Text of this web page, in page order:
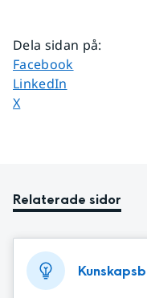
Dela sidan på:
Dela sidan på
Facebook
Dela sidan på
LinkedIn
Dela sidan på
X
Relaterade sidor